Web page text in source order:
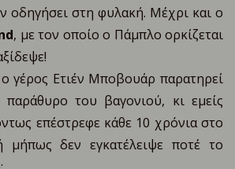
οδηγήσει στη φυλακή. Μέχρι και ο
, με τον οποίο ο Πάμπλο ορκίζεται
γέρος Ετιέν Μποβουάρ παρατηρεί
του βαγονιού, κι εμείς
επέστρεφε κάθε 10 χρόνια στο
δεν εγκατέλειψε ποτέ το